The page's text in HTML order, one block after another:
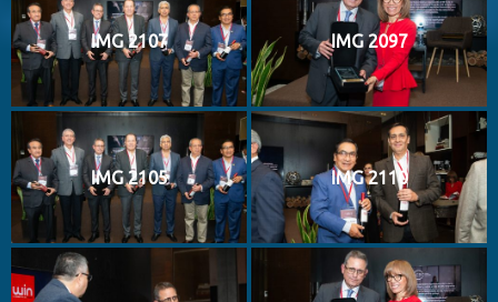
IMG 2107 IMG 2097
IMG 2105 IMG 2110